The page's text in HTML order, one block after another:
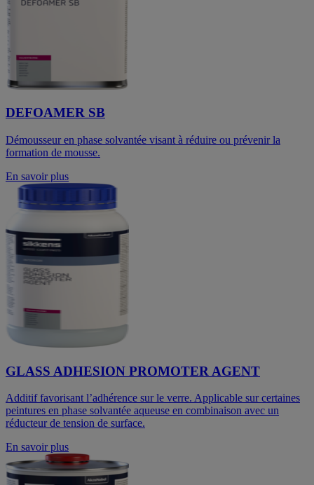
DEFOAMER SB
Démousseur en phase solvantée visant à réduire ou prévenir la
formation de mousse.
En savoir plus
GLASS ADHESION PROMOTER AGENT
Additif favorisant l’adhérence sur le verre. Applicable sur certaines
peintures en phase solvantée aqueuse en combinaison avec un
réducteur de tension de surface.
En savoir plus